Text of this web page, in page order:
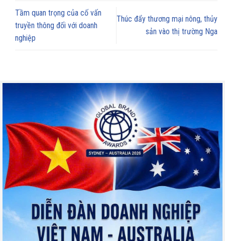
Tầm quan trọng của cố vấn
truyền thông đối với doanh
nghiệp
Thúc đẩy thương mại nông, thủy
sản vào thị trường Nga